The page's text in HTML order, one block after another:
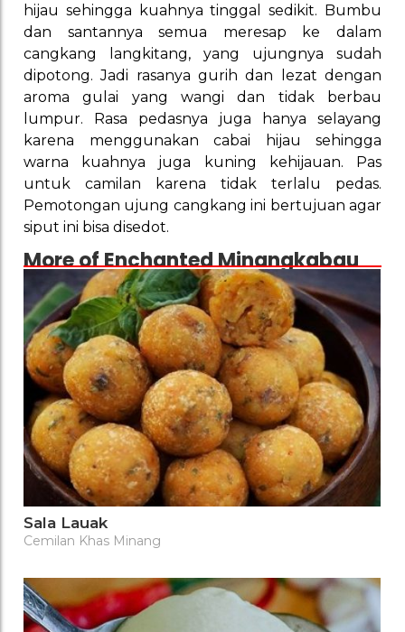
hijau sehingga kuahnya tinggal sedikit. Bumbu
dan santannya semua meresap ke dalam
cangkang langkitang, yang ujungnya sudah
dipotong. Jadi rasanya gurih dan lezat dengan
aroma gulai yang wangi dan tidak berbau
lumpur. Rasa pedasnya juga hanya selayang
karena menggunakan cabai hijau sehingga
warna kuahnya juga kuning kehijauan. Pas
untuk camilan karena tidak terlalu pedas.
Pemotongan ujung cangkang ini bertujuan agar
siput ini bisa disedot.
More of Enchanted Minangkabau
Sala Lauak
Cemilan Khas Minang